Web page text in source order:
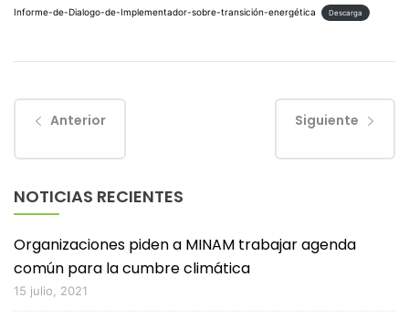
Informe-de-Dialogo-de-Implementador-sobre-transición-energética Descarga
Anterior Siguiente
NOTICIAS RECIENTES
Organizaciones piden a MINAM trabajar agenda
común para la cumbre climática
15 julio, 2021